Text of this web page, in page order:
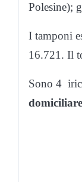
Polesine);
I tamponi
16.721. Il
Sono 4
domiciliare